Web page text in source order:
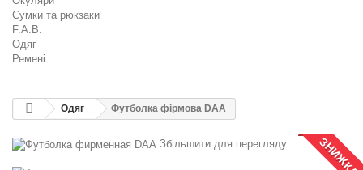
Сумки та рюкзаки
F.A.B.
Одяг
Ремені
Одяг Футболка фірмова DAA
Збільшити для перегляду